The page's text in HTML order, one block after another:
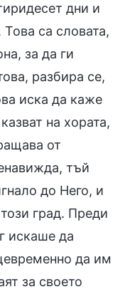
дни и
са словата,
за да ги
разбира се,
иска да каже
на хората,
от
тъй
до Него, и
град. Преди
искаше да
да им
за своето